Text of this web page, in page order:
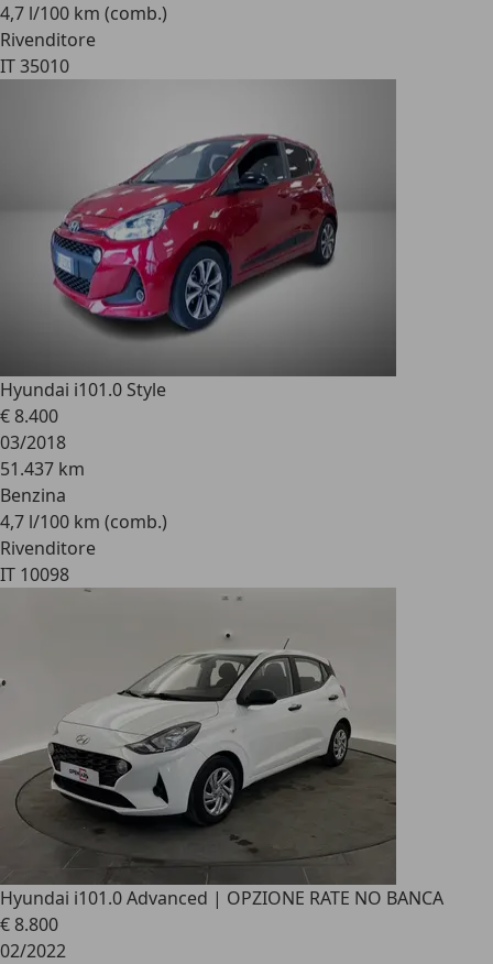
4,7 l/100 km (comb.)
Rivenditore
IT 35010
Hyundai i101.0 Style
€ 8.400
03/2018
51.437 km
Benzina
4,7 l/100 km (comb.)
Rivenditore
IT 10098
Hyundai i101.0 Advanced | OPZIONE RATE NO BANCA
€ 8.800
02/2022